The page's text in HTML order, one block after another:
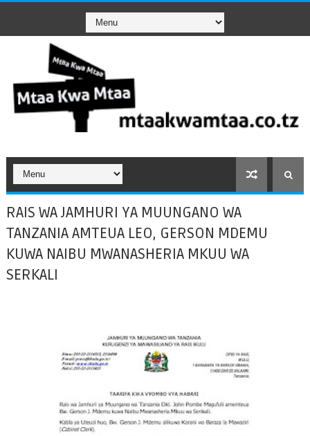
RAIS WA JAMHURI YA MUUNGANO WA
TANZANIA AMTEUA LEO, GERSON MDEMU
KUWA NAIBU MWANASHERIA MKUU WA
SERKALI